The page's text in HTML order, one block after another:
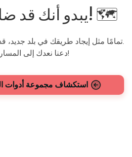
يبدو أنك قد ضللت الطريق! 🗺️
تمامًا مثل إيجاد طريقك في بلد جديد، قد تشعر أحيانًا بالضياع قليلاً.
دعنا نعدك إلى المسار الصحيح!
استكشاف مجموعة أدوات